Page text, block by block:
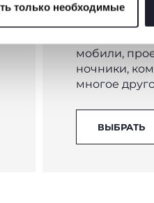
только необходимые
СЛАДКИЙ
мобили,
ночники,
многое
ВЫБРАТЬ